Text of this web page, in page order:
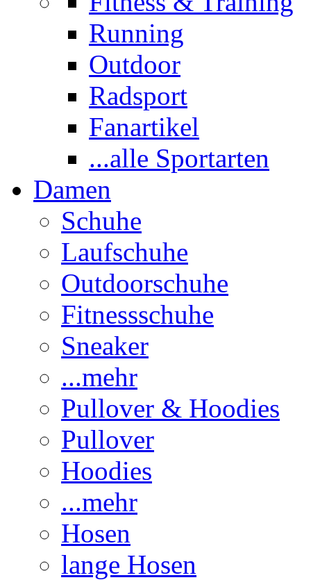
Running
Outdoor
Radsport
Fanartikel
...alle Sportarten
Damen
Schuhe
Laufschuhe
Outdoorschuhe
Fitnessschuhe
Sneaker
...mehr
Pullover & Hoodies
Pullover
Hoodies
...mehr
Hosen
lange Hosen